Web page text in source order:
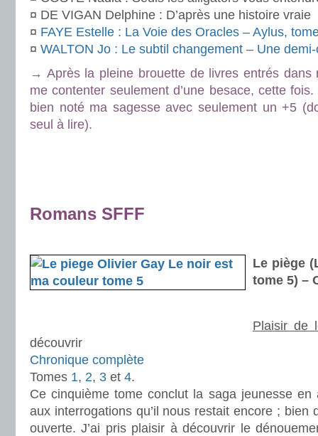
¤ DE VIGAN Delphine : D’après une histoire vraie
¤ FAYE Estelle : La Voie des Oracles – Aylus,
¤ WALTON Jo : Le subtil changement – Une
→ Après la pleine brouette de livres entrés dans
me contenter seulement d’une besace, cette
bien noté ma sagesse avec seulement un +5
seul à lire).
Romans SFFF
Le piège
tome 5) –
Plaisir de
découvrir
Chronique complète
Tomes 1, 2, 3 et 4.
Ce cinquième tome conclut la saga jeunesse en
aux interrogations qu’il nous restait encore ; bien
ouverte. J’ai pris plaisir à découvrir le